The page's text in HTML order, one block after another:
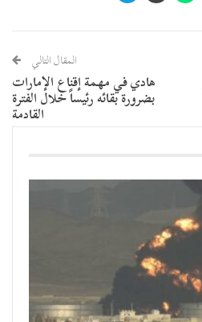
المقال التالي
هادي في مهمة إقناع الإمارات
بضرورة بقائه رئيساً خلال الفترة
القادمة